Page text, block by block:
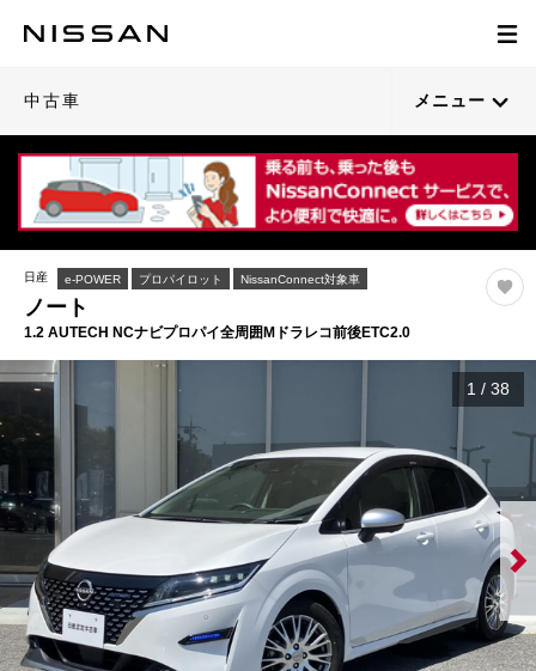
中古車 メニュー
日産 e-POWER プロパイロット NissanConnect対象車
ノート
1.2 AUTECH NCナビプロパイ全周囲Mドラレコ前後ETC2.0
1 / 38